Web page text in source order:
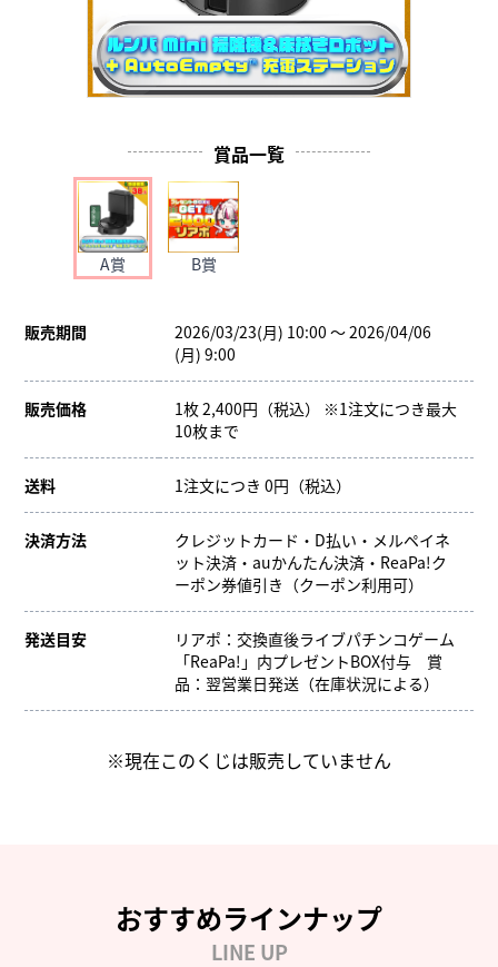
賞品一覧
A賞 B賞
販売期間
2026/03/23(月) 10:00 ～ 2026/04/06
(月) 9:00
販売価格
1枚 2,400円（税込） ※1注文につき最大
10枚まで
送料 1注文につき 0円（税込）
決済方法
クレジットカード・D払い・メルペイネ
ット決済・auかんたん決済・ReaPa!ク
ーポン券値引き（クーポン利用可）
発送目安
リアポ：交換直後ライブパチンコゲーム
「ReaPa!」内プレゼントBOX付与 賞
品：翌営業日発送（在庫状況による）
※現在このくじは販売していません
おすすめラインナップ
LINE UP